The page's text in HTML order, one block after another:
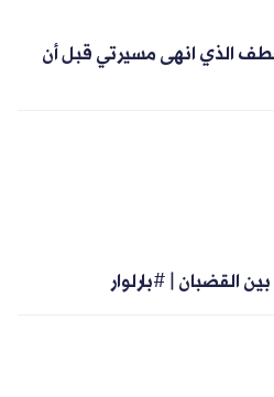
الذي انهى مسيرتي قبل أن
القضبان | #بارلوار